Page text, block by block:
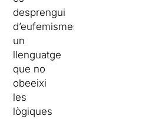
desprengui
d’eufemismes,
un
llenguatge
que no
obeeixi
les
lògiques